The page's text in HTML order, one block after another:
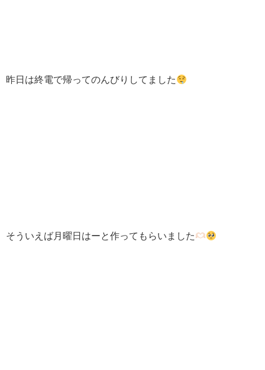
昨日は終電で帰ってのんびりしてました
そういえば月曜日はーと作ってもらいました